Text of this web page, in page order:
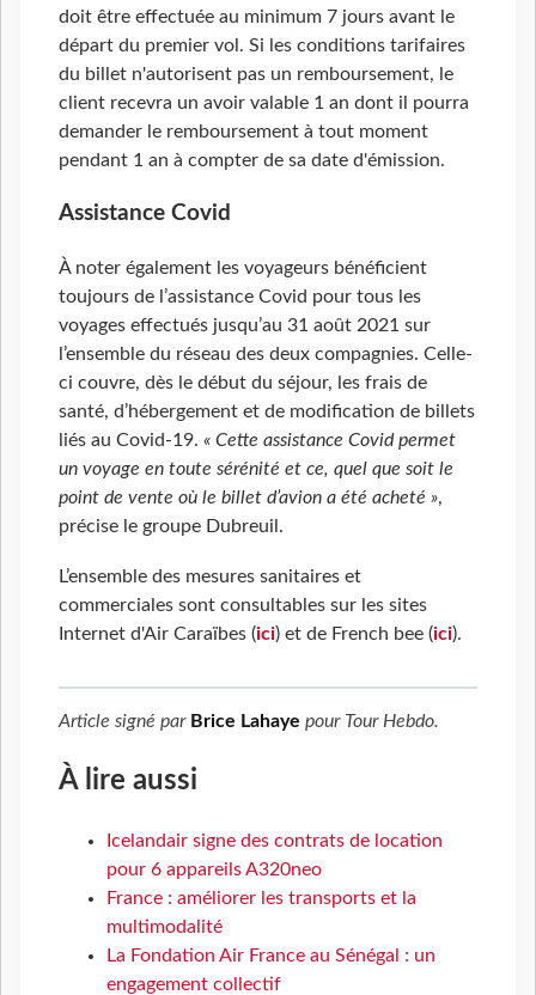
doit être effectuée au minimum 7 jours avant le
départ du premier vol. Si les conditions tarifaires
du billet n'autorisent pas un remboursement, le
client recevra un avoir valable 1 an dont il pourra
demander le remboursement à tout moment
pendant 1 an à compter de sa date d'émission.
Assistance Covid
À noter également les voyageurs bénéficient
toujours de l’assistance Covid pour tous les
voyages effectués jusqu’au 31 août 2021 sur
l’ensemble du réseau des deux compagnies. Celle-
ci couvre, dès le début du séjour, les frais de
santé, d’hébergement et de modification de billets
liés au Covid-19. « Cette assistance Covid permet
un voyage en toute sérénité et ce, quel que soit le
point de vente où le billet d’avion a été acheté »,
précise le groupe Dubreuil.
L’ensemble des mesures sanitaires et
commerciales sont consultables sur les sites
Internet d'Air Caraïbes (ici) et de French bee (ici).
Article signé par Brice Lahaye pour Tour Hebdo.
À lire aussi
Icelandair signe des contrats de location
pour 6 appareils A320neo
France : améliorer les transports et la
multimodalité
La Fondation Air France au Sénégal : un
engagement collectif